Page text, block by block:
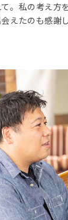
。私の考え方
えたのも感謝